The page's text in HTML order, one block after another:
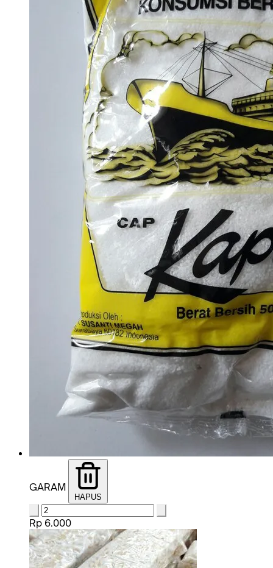
GARAM
HAPUS
Rp 6.000